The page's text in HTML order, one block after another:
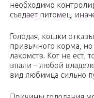
необходимо
съедает питомец,
Голодая, кошки
привычного корма,
лакомств. Кот не ест,
впали – любой
вид любимца сильно